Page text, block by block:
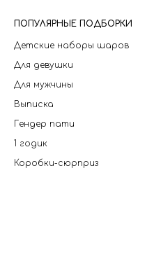
ПОПУЛЯРНЫЕ ПОДБОРКИ
Детские наборы шаров
Для девушки
Для мужчины
Выписка
Гендер пати
1 годик
Коробки-сюрприз